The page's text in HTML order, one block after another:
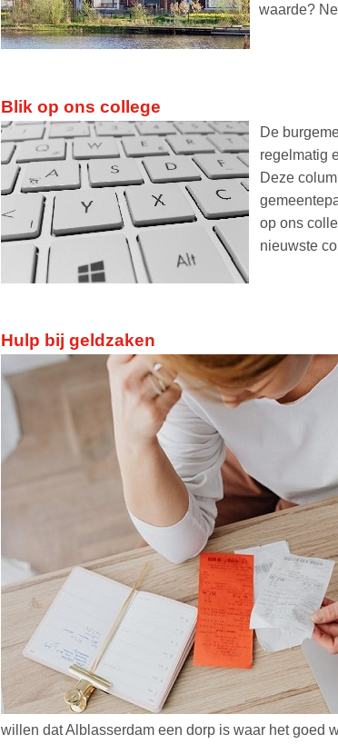
waarde?
Blik op ons college
De
regelmatig
Deze
op ons
nieuwste
Hulp bij geldzaken
willen dat Alblasserdam een dorp is waar het goed